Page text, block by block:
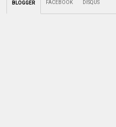
BLOGGER FACEBOOK DISQUS